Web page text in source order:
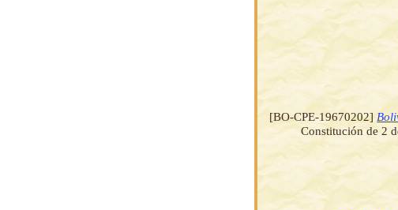
[BO-CPE-19670202]
Constitución de 2